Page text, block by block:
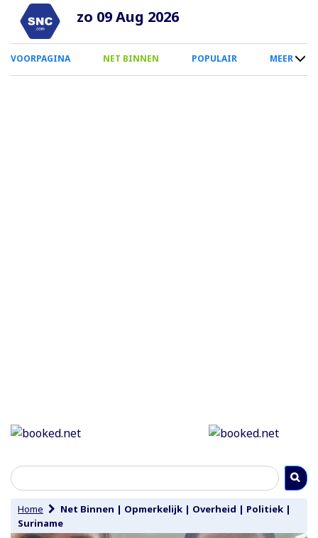
Overslaan
naar
inhoud
zo 09 Aug 2026
0
Smartphone
VOORPAGINA NET BINNEN POPULAIR MEER
Home Net Binnen | Opmerkelijk | Overheid | Politiek |
Suriname